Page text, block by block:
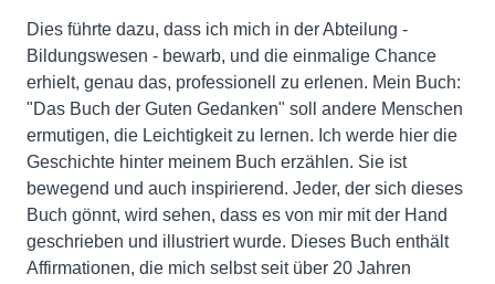
Dies führte dazu, dass ich mich in der Abteilung -
Bildungswesen - bewarb, und die einmalige Chance
erhielt, genau das, professionell zu erlenen. Mein Buch:
"Das Buch der Guten Gedanken" soll andere Menschen
ermutigen, die Leichtigkeit zu lernen. Ich werde hier die
Geschichte hinter meinem Buch erzählen. Sie ist
bewegend und auch inspirierend. Jeder, der sich dieses
Buch gönnt, wird sehen, dass es von mir mit der Hand
geschrieben und illustriert wurde. Dieses Buch enthält
Affirmationen, die mich selbst seit über 20 Jahren